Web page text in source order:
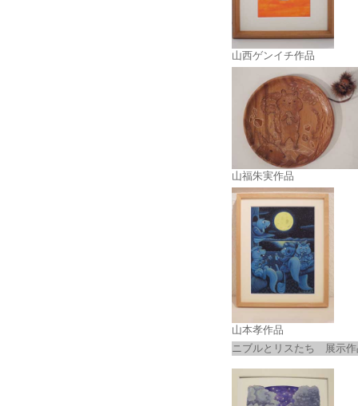
山西ゲンイチ作品
山福朱実作品
山本孝作品
ニブルとリスたち 展示作